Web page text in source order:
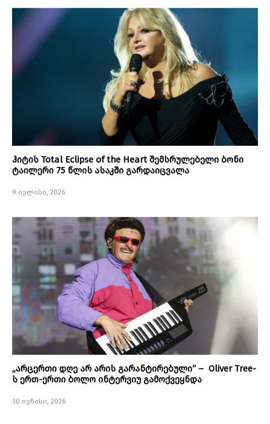
ჰიტის Total Eclipse of the Heart შემსრულებელი ბონი
ტაილერი 75 წლის ასაკში გარდაიცვალა
9 ივლისი, 2026
„არცერთი დღე არ არის გარანტირებული“ – Oliver Tree-
ს ერთ-ერთი ბოლო ინტერვიუ გამოქვეყნდა
30 ივნისი, 2026